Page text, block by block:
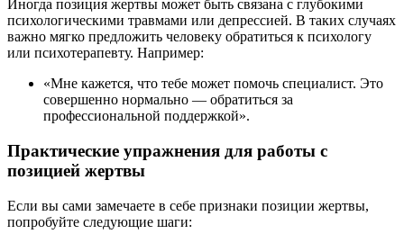
Иногда позиция жертвы может быть связана с глубокими
психологическими травмами или депрессией. В таких случаях
важно мягко предложить человеку обратиться к психологу
или психотерапевту. Например:
«Мне кажется, что тебе может помочь специалист. Это
совершенно нормально — обратиться за
профессиональной поддержкой».
Практические упражнения для работы с
позицией жертвы
Если вы сами замечаете в себе признаки позиции жертвы,
попробуйте следующие шаги: